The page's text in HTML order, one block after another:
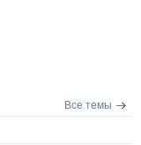
Все темы